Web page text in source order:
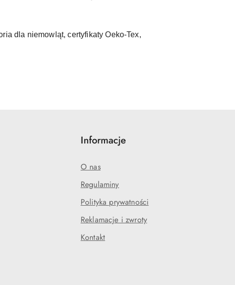
dla niemowląt, certyfikaty Oeko-Tex,
Informacje
O nas
Regulaminy
Polityka prywatności
Reklamacje i zwroty
Kontakt